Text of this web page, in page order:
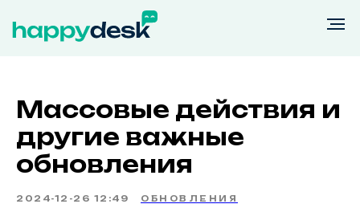
Массовые действия и
другие важные
обновления
2024-12-26 12:49 ОБНОВЛЕНИЯ